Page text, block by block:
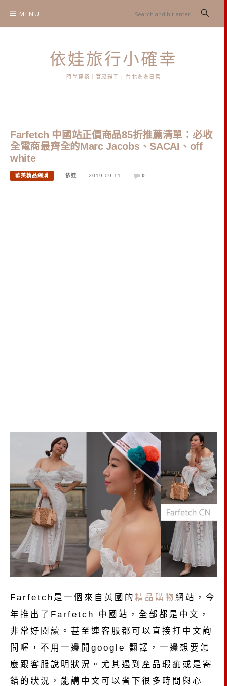
content
MENU
依娃旅行小確幸
時尚穿搭｜質感親子 | 台北媽媽日常
Farfetch 中國站正價商品85折推薦清單：必收
全電商最齊全的Marc Jacobs、SACAI、off
white
歐美精品網購 依娃 2019-09-11 0
Farfetch是一個來自英國的 精品購物 網站，今
年推出了Farfetch 中國站，全部都是中文，
非常好閱讀。甚至連客服都可以直接打中文詢
問喔，不用一邊開google 翻譯，一邊想要怎
麼跟客服說明狀況。尤其遇到產品瑕疵或是寄
錯的狀況，能講中文可以省下很多時間與心